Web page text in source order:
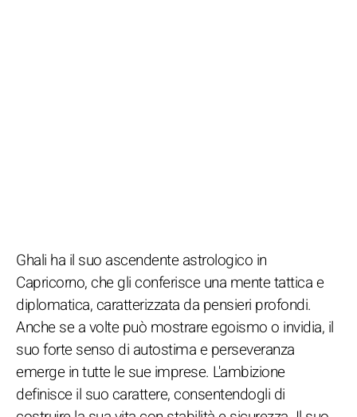
Ghali ha il suo ascendente astrologico in
Capricorno, che gli conferisce una mente tattica e
diplomatica, caratterizzata da pensieri profondi.
Anche se a volte può mostrare egoismo o invidia, il
suo forte senso di autostima e perseveranza
emerge in tutte le sue imprese. L'ambizione
definisce il suo carattere, consentendogli di